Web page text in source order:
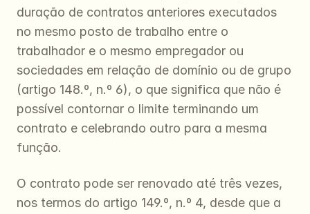
duração de contratos anteriores executados
no mesmo posto de trabalho entre o
trabalhador e o mesmo empregador ou
sociedades em relação de domínio ou de grupo
(artigo 148.º, n.º 6), o que significa que não é
possível contornar o limite terminando um
contrato e celebrando outro para a mesma
função.
O contrato pode ser renovado até três vezes,
nos termos do artigo 149.º, n.º 4, desde que a